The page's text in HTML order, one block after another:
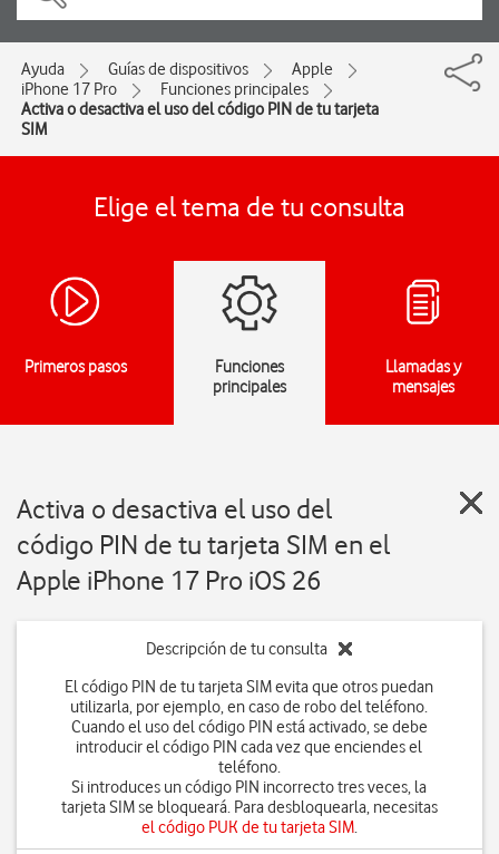
Ayuda Guías de dispositivos
Apple
iPhone 17 Pro
Funciones principales
Activa o desactiva el uso del código PIN de tu tarjeta
SIM
Elige el tema de tu consulta
Primeros pasos
Funciones
principales
Llamadas y
mensajes
Activa o desactiva el uso del
código PIN de tu tarjeta SIM en el
Apple iPhone 17 Pro iOS 26
Descripción de tu consulta
El código PIN de tu tarjeta SIM evita que otros puedan
utilizarla, por ejemplo, en caso de robo del teléfono.
Cuando el uso del código PIN está activado, se debe
introducir el código PIN cada vez que enciendes el
teléfono.
Si introduces un código PIN incorrecto tres veces, la
tarjeta SIM se bloqueará. Para desbloquearla, necesitas
el código PUK de tu tarjeta SIM.